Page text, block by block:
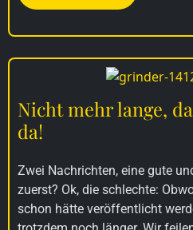
Nicht mehr lange,
da!
Zwei Nachrichten, eine gute
zuerst? Ok, die schlechte:
schon hätte veröffentlicht